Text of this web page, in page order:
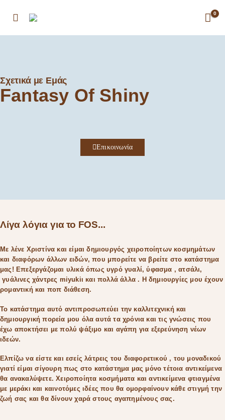
0
Σχετικά με Εμάς
Fantasy Of Shiny
Επικοινωνία
Λίγα λόγια για το FOS...
Με λένε Χριστίνα και είμαι δημιουργός χειροποίητων κοσμημάτων
και διαφόρων άλλων ειδών, που μπορείτε να βρείτε στο κατάστημα
μας! Επεξεργάζομαι υλικά όπως υγρό γυαλί, ύφασμα , ατσάλι,
γυάλινες χάντρες miyukiι και πολλά άλλα . Η δημιουργίες μου έχουν
ρομαντική και ποπ διάθεση.
Το κατάστημα αυτό αντιπροσωπεύει την καλλιτεχνική και
δημιουργική πορεία μου όλα αυτά τα χρόνια και τις γνώσεις που
έχω αποκτήσει με πολύ ψάξιμο και αγάπη για εξερεύνηση νέων
ιδεών.
Ελπίζω να είστε και εσείς λάτρεις του διαφορετικού , του μοναδικού
γιατί είμαι σίγουρη πως στο κατάστημα μας μόνο τέτοια αντικείμενα
θα ανακαλύψετε. Χειροποίητα κοσμήματα και αντικείμενα φτιαγμένα
με μεράκι και καινοτόμες ιδέες που θα ομορφαίνουν κάθε στιγμή την
ζωή σας και θα δίνουν χαρά στους αγαπημένους σας.